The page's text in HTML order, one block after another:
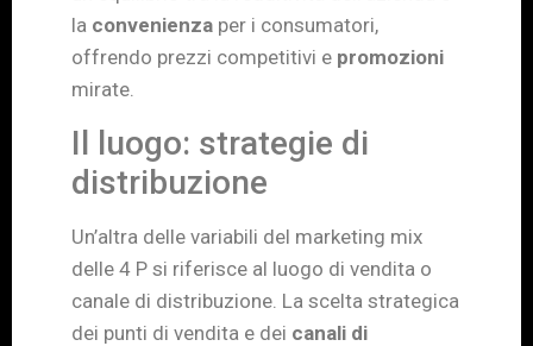
la convenienza per i consumatori,
offrendo prezzi competitivi e promozioni
mirate.
Il luogo: strategie di
distribuzione
Un’altra delle variabili del marketing mix
delle 4 P si riferisce al luogo di vendita o
canale di distribuzione. La scelta strategica
dei punti di vendita e dei canali di